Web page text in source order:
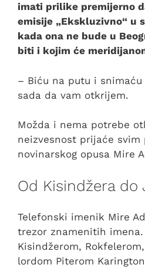
imati prilike premijerno
emisije „Ekskluzivno“ u
kada ona ne bude u
biti i kojim će
– Biću na putu i
sada da vam otkrijem.
Možda i nema potrebe
neizvesnost prijaće svim
novinarskog opusa Mire
Od Kisindžera do
Telefonski imenik Mire
trezor znamenitih imena.
Kisindžerom,
lordom Piterom